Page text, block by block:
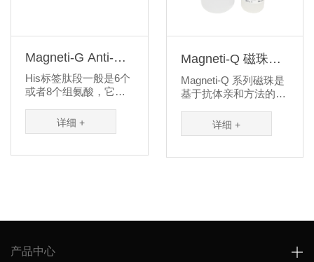
Magneti-G Anti-His
Beads
His标签肽段一般是6个
或者8个组氨酸，它可
端或者C端，由于分子
量较小，并且较容...
详细 +
Magneti-Q 磁珠再
生液
Magneti-Q 系列磁珠是
基于抗体亲和方法的标
已有 Anti-His-tag...
详细 +
产品中心